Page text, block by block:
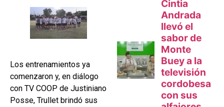
Los entrenamientos ya
comenzaron y, en diálogo
con TV COOP de Justiniano
Posse, Trullet brindó sus